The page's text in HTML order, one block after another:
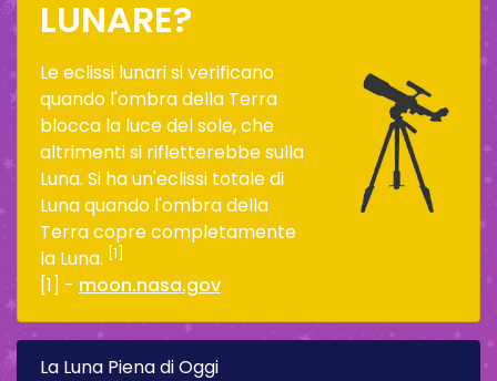
LUNARE?
Le eclissi lunari si verificano
quando l'ombra della Terra
blocca la luce del sole, che
altrimenti si rifletterebbe sulla
Luna. Si ha un'eclissi totale di
Luna quando l'ombra della
Terra copre completamente
la Luna. [1]
[1] - moon.nasa.gov
La Luna Piena di Oggi